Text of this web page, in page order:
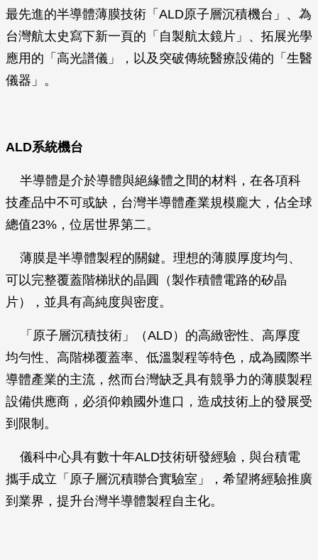
最先進的半導體薄膜技術「ALD原子層沉積機台」、為
台灣航太史寫下新一頁的「自製航太鏡片」、拓展光學
應用的「高光譜儀」，以及突破傳統醫療設備的「生醫
儀器」。
ALD系統機台
半導體是介於導體與絕緣體之間的材料，在各項科
技產品中不可或缺，台灣半導體產業規模龐大，佔全球
總值23%，位居世界第二。
薄膜是半導體製程的關鍵。理想的薄膜厚度均勻、
可以完整覆蓋階梯狀的晶圓（製作積體電路的矽晶
片），並具有高純度與密度。
「原子層沉積技術」（ALD）的高緻密性、高厚度
均勻性、高階梯覆蓋率、低溫製程等特色，成為國際半
導體產業的主流，然而台灣缺乏具有競爭力的薄膜製程
設備供應商，必須仰賴國外進口，造成技術上的發展受
到限制。
儀科中心具有數十年ALD技術研發經驗，與台積電
攜手成立「原子層沉積聯合實驗室」，希望將經驗推廣
到業界，提升台灣半導體製程自主化。